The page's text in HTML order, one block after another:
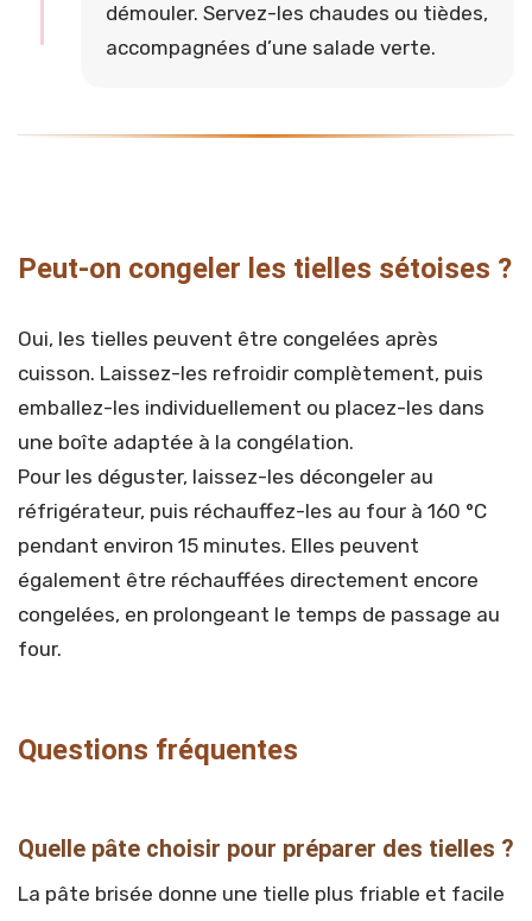
démouler. Servez-les chaudes ou tièdes,
accompagnées d’une salade verte.
Peut-on congeler les tielles sétoises ?
Oui, les tielles peuvent être congelées après
cuisson. Laissez-les refroidir complètement, puis
emballez-les individuellement ou placez-les dans
une boîte adaptée à la congélation.
Pour les déguster, laissez-les décongeler au
réfrigérateur, puis réchauffez-les au four à 160 °C
pendant environ 15 minutes. Elles peuvent
également être réchauffées directement encore
congelées, en prolongeant le temps de passage au
four.
Questions fréquentes
Quelle pâte choisir pour préparer des tielles ?
La pâte brisée donne une tielle plus friable et facile